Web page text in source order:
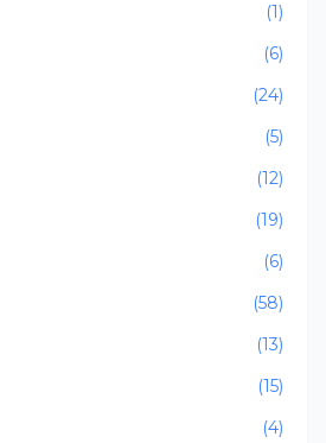
(1)
(6)
(24)
(5)
(12)
(19)
(6)
(58)
(13)
(15)
(4)